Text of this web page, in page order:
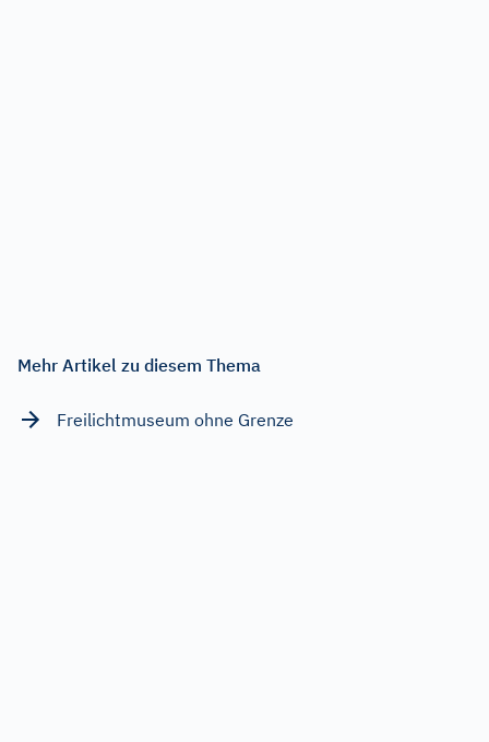
Mehr Artikel zu diesem Thema
Freilichtmuseum ohne Grenze